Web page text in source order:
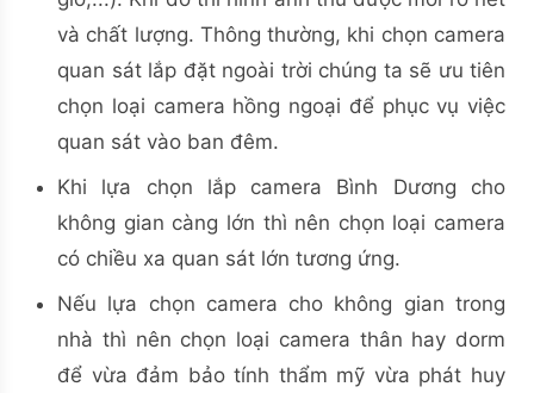
và chất lượng. Thông thường, khi chọn camera
quan sát lắp đặt ngoài trời chúng ta sẽ ưu tiên
chọn loại camera hồng ngoại để phục vụ việc
quan sát vào ban đêm.
Khi lựa chọn lắp camera Bình Dương cho
không gian càng lớn thì nên chọn loại camera
có chiều xa quan sát lớn tương ứng.
Nếu lựa chọn camera cho không gian trong
nhà thì nên chọn loại camera thân hay dorm
để vừa đảm bảo tính thẩm mỹ vừa phát huy